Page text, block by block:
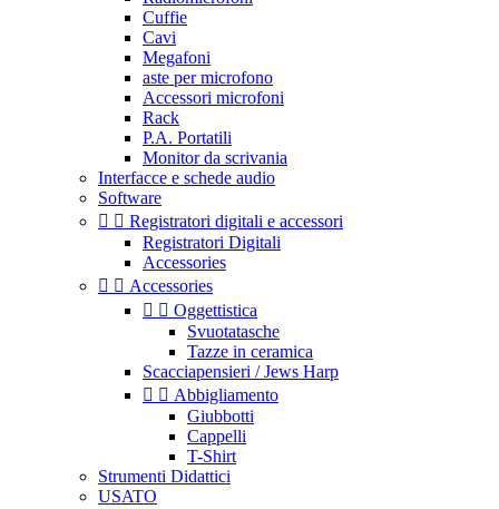
Cuffie
Cavi
Megafoni
aste per microfono
Accessori microfoni
Rack
P.A. Portatili
Monitor da scrivania
Interfacce e schede audio
Software
  Registratori digitali e accessori
Registratori Digitali
Accessories
  Accessories
  Oggettistica
Svuotatasche
Tazze in ceramica
Scacciapensieri / Jews Harp
  Abbigliamento
Giubbotti
Cappelli
T-Shirt
Strumenti Didattici
USATO